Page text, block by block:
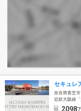
奈良県香芝市
近鉄大阪線
2098